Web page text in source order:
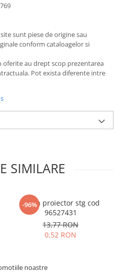
sunt piese de origine sau
conform cataloagelor si
oferite au drept scop prezentarea
Pot exista diferente intre
SIMILARE
-96%
Rama proiector stg cod
96527431
13,77 RON
0,52 RON
noastre